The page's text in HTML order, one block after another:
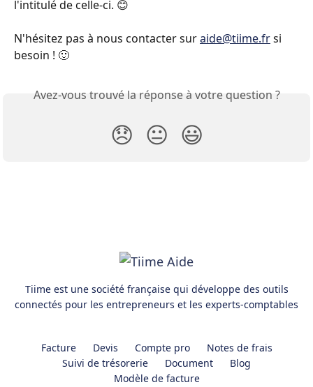
l'intitulé de celle-ci. 😊
N'hésitez pas à nous contacter sur aide@tiime.fr si
besoin ! 🙂
Avez-vous trouvé la réponse à votre question ?
😞 😐 😃
Tiime est une société française qui développe des outils
connectés pour les entrepreneurs et les experts-comptables
Facture Devis Compte pro
Notes de frais
Suivi de trésorerie
Document
Blog
Modèle de facture